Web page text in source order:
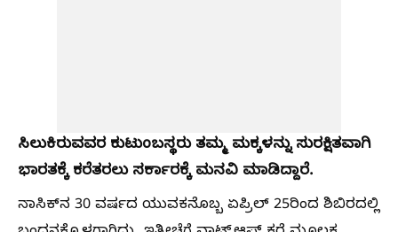
ಸಿಲುಕಿರುವವರ ಕುಟುಂಬಸ್ಥರು ತಮ್ಮ ಮಕ್ಕಳನ್ನು ಸುರಕ್ಷಿತವಾಗಿ
ಭಾರತಕ್ಕೆ ಕರೆತರಲು ಸರ್ಕಾರಕ್ಕೆ ಮನವಿ ಮಾಡಿದ್ದಾರೆ.
ನಾಸಿಕ್‌ನ 30 ವರ್ಷದ ಯುವಕನೊಬ್ಬ ಏಪ್ರಿಲ್ 25ರಿಂದ ಶಿಬಿರದಲ್ಲಿ